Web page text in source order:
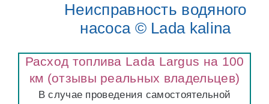
Неисправность водяного
насоса © Lada kalina
Расход топлива Lada Largus на 100
км (отзывы реальных владельцев)
В случае проведения самостоятельной